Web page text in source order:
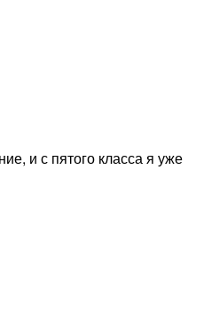
и с пятого класса я уже